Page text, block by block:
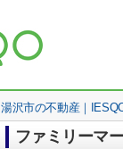
湯沢市の不動産｜
ファミリーマ